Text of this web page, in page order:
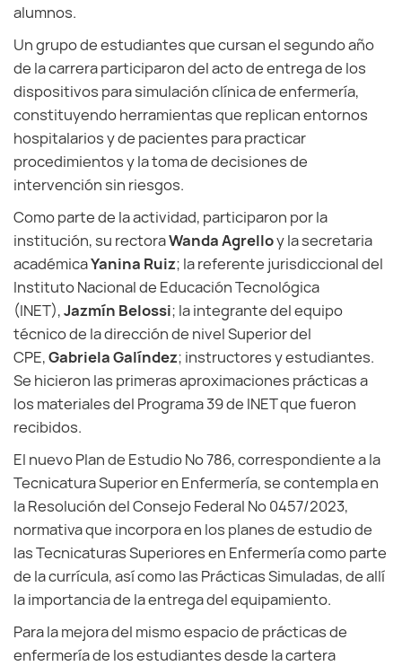
alumnos.
Un grupo de estudiantes que cursan el segundo año
de la carrera participaron del acto de entrega de los
dispositivos para simulación clínica de enfermería,
constituyendo herramientas que replican entornos
hospitalarios y de pacientes para practicar
procedimientos y la toma de decisiones de
intervención sin riesgos.
Como parte de la actividad, participaron por la
institución, su rectoraWanda Agrelloy la secretaria
académicaYanina Ruiz; la referente jurisdiccional del
Instituto Nacional de Educación Tecnológica
(INET),Jazmín Belossi; la integrante del equipo
técnico de la dirección de nivel Superior del
CPE,Gabriela Galíndez; instructores y estudiantes.
Se hicieron las primeras aproximaciones prácticas a
los materiales del Programa 39 de INET que fueron
recibidos.
El nuevo Plan de Estudio Nº 786, correspondiente a la
Tecnicatura Superior en Enfermería, se contempla en
la Resolución del Consejo Federal Nº 0457/2023,
normativa que incorpora en los planes de estudio de
las Tecnicaturas Superiores en Enfermería como parte
de la currícula, así como las Prácticas Simuladas, de allí
la importancia de la entrega del equipamiento.
Para la mejora del mismo espacio de prácticas de
enfermería de los estudiantes desde la cartera